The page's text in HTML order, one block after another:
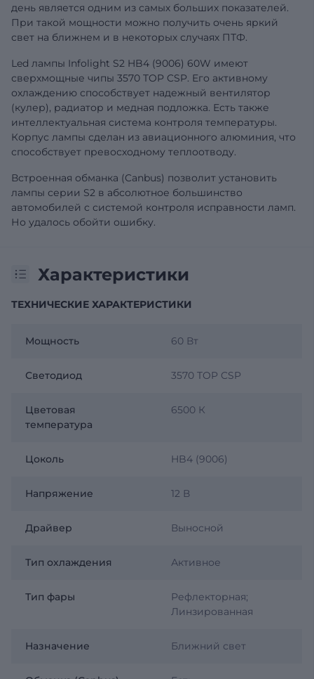
день является одним из самых больших показателей.
При такой мощности можно получить очень яркий
свет на ближнем и в некоторых случаях ПТФ.
Led лампы Infolight S2 HB4 (9006) 60W имеют
сверхмощные чипы 3570 TOP CSP. Его активному
охлаждению способствует надежный вентилятор
(кулер), радиатор и медная подложка. Есть также
интеллектуальная система контроля температуры.
Корпус лампы сделан из авиационного алюминия, что
способствует превосходному теплоотводу.
Встроенная обманка (Canbus) позволит установить
лампы серии S2 в абсолютное большинство
автомобилей с системой контроля исправности ламп.
Но удалось обойти ошибку.
Характеристики
ТЕХНИЧЕСКИЕ ХАРАКТЕРИСТИКИ
Мощность 60 Вт
Светодиод 3570 TOP CSP
Цветовая
температура
6500 К
Цоколь HB4 (9006)
Напряжение 12 В
Драйвер Выносной
Тип охлаждения Активное
Тип фары Рефлекторная;
Линзированная
Назначение Ближний свет